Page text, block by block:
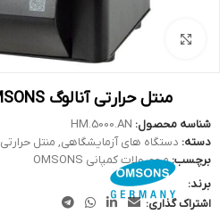
بزرگنمایی تصویر
منتل حرارتی آنالوگ OMSONS کد HM.5000.AN
شناسه محصول: HM.5000.AN
دسته: دستگاه های آزمایشگاهی, منتل حرارتی
برچسب:محصولات کمپانی OMSONS
برند:
اشتراک گذاری: